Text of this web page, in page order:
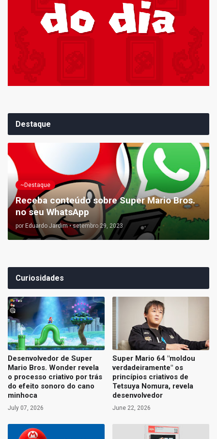
Destaque
~Destaque
Receba conteúdo sobre Super Mario Bros.
no seu WhatsApp
por Eduardo Jardim • setembro 29, 2023
Curiosidades
Desenvolvedor de Super
Mario Bros. Wonder revela
o processo criativo por trás
do efeito sonoro do cano
minhoca
July 07, 2026
Super Mario 64 "moldou
verdadeiramente" os
princípios criativos de
Tetsuya Nomura, revela
desenvolvedor
June 22, 2026